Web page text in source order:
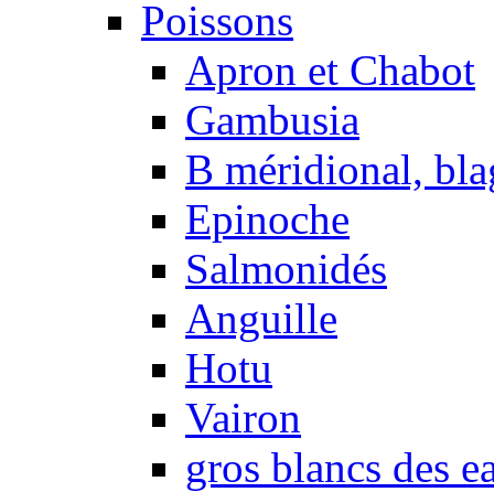
Poissons
Apron et Chabot
Gambusia
B méridional,
Epinoche
Salmonidés
Anguille
Hotu
Vairon
gros blancs des